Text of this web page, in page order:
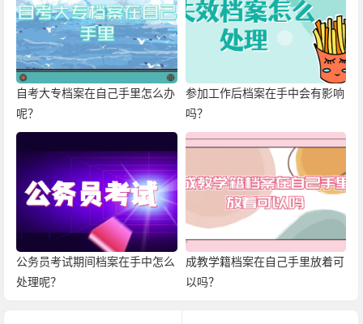
自考大专档案在自己手里怎么办
呢？
参加工作后档案在手中会有影响
吗？
公务员考试期间档案在手中怎么
处理呢？
成教学籍档案在自己手里放着可
以吗？